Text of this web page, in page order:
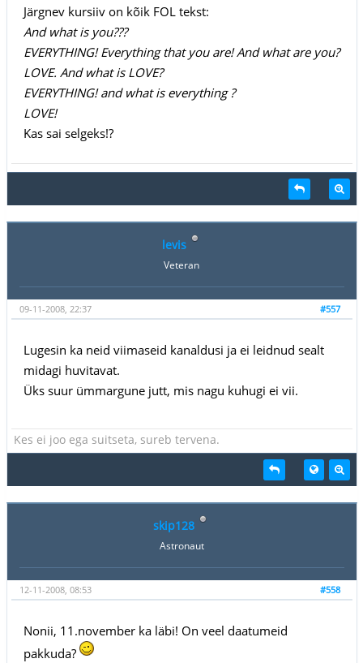
Järgnev kursiiv on kõik FOL tekst:
And what is you???
EVERYTHING! Everything that you are! And what are you?
LOVE. And what is LOVE?
EVERYTHING! and what is everything ?
LOVE!
Kas sai selgeks!?
levis
Veteran
#557
09-11-2008, 22:37
Lugesin ka neid viimaseid kanaldusi ja ei leidnud sealt
midagi huvitavat.
Üks suur ümmargune jutt, mis nagu kuhugi ei vii.
Kes ei joo ega suitseta, sureb tervena.
skip128
Astronaut
#558
12-11-2008, 08:53
Nonii, 11.november ka läbi! On veel daatumeid
pakkuda?